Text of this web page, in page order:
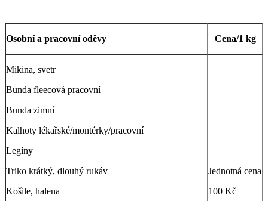
Osobní a pracovní oděvy Cena/1 kg
Mikina, svetr
Bunda fleecová pracovní
Bunda zimní
Kalhoty lékařské/montérky/pracovní
Legíny
Triko krátký, dlouhý rukáv
Košile, halena
Jednotná cena
100 Kč